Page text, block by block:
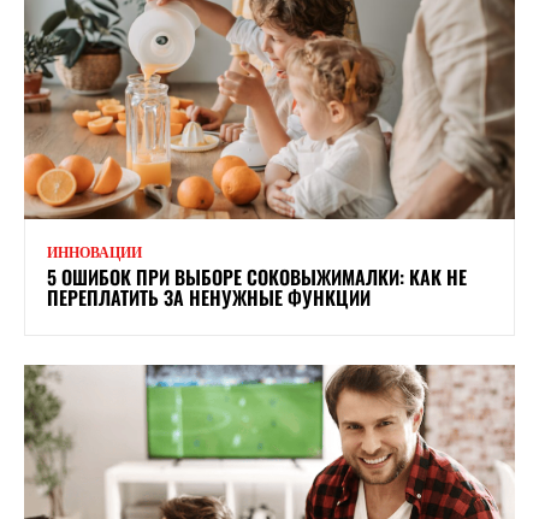
ИННОВАЦИИ
5 ОШИБОК ПРИ ВЫБОРЕ СОКОВЫЖИМАЛКИ: КАК НЕ
ПЕРЕПЛАТИТЬ ЗА НЕНУЖНЫЕ ФУНКЦИИ